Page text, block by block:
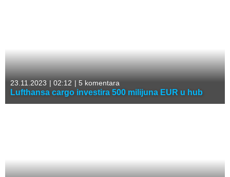
23.11.2023 | 02:12 | 5 komentara
Lufthansa cargo investira 500 milijuna EUR u hub